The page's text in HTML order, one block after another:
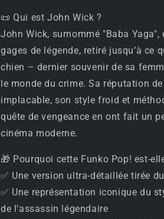
📜 Qui est John Wick ?
John Wick, surnommé "Baba
gages de légende, retiré jusqu’à ce
chien – dernier souvenir de sa
le monde du crime. Sa réputation
implacable, son style froid et
quête de vengeance en ont fait un
cinéma moderne.
🎁 Pourquoi cette Funko Pop! est-
✅ Une version ultra-détaillée tirée
✅ Une représentation iconique du
de l’assassin légendaire